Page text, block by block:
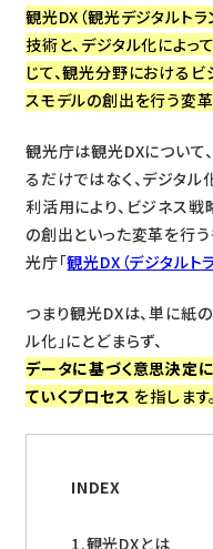
観光DX（観光デジタルトラ
技術と、デジタル化によ
じて、観光分野における
スモデルの創出を行う変革
観光庁は観光DXについて
るだけではなく、デジタル
利活用により、ビジネス
の創出といった変革を行う
光庁「観光DX（デジタルト
つまり観光DXは、単に紙
ル化」にとどまらず、
データに基づく意思決定
ていくプロセス を指します。
INDEX
観光DXとは